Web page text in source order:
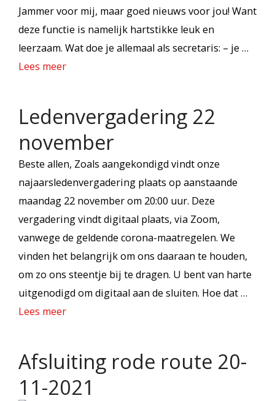
Jammer voor mij, maar goed nieuws voor jou! Want
deze functie is namelijk hartstikke leuk en
leerzaam. Wat doe je allemaal als secretaris: – je …
Lees meer
Ledenvergadering 22
november
Beste allen, Zoals aangekondigd vindt onze
najaarsledenvergadering plaats op aanstaande
maandag 22 november om 20:00 uur. Deze
vergadering vindt digitaal plaats, via Zoom,
vanwege de geldende corona-maatregelen. We
vinden het belangrijk om ons daaraan te houden,
om zo ons steentje bij te dragen. U bent van harte
uitgenodigd om digitaal aan de sluiten. Hoe dat …
Lees meer
Afsluiting rode route 20-
11-2021